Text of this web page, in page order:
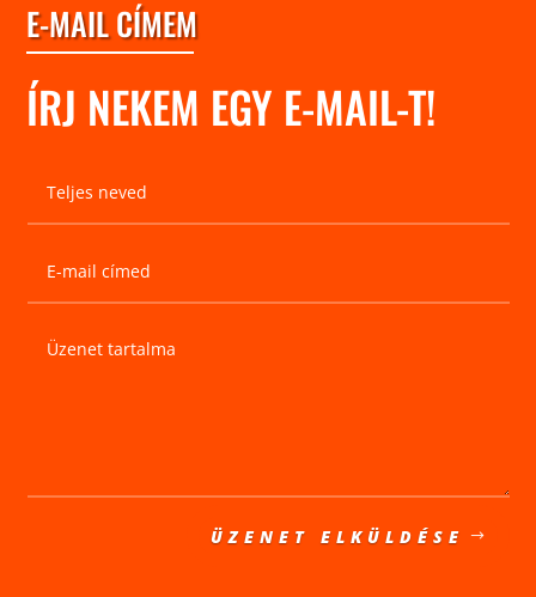
E-MAIL CÍMEM
ÍRJ NEKEM EGY E-MAIL-T!
ÜZENET ELKÜLDÉSE